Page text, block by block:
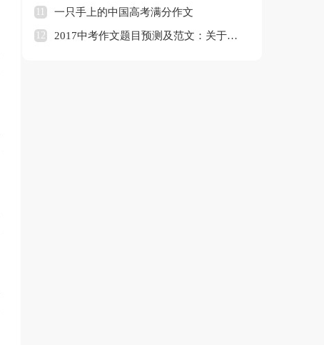
一只手上的中国高考满分作文
12 2017中考作文题目预测及范文：关于诚信